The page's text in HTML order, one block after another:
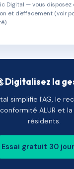
Digital — vous
et d'effacement (voir
Digitalisez la
simplifie l'AG, le
ALUR et
résidents.
Essai gratuit 30